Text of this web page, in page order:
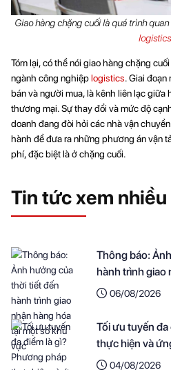
Giao hàng chặng cuối là quá trình
logistics
Tóm lại, có thể nói giao hàng chặng
ngành công nghiệplogistics. Giai đoạn
bán và người mua, là kênh liên lạc giữa
thương mại. Sự thay đổi và mức độ
doanh đang đòi hỏi các nhà vận
hành để đưa ra những phương án vận
phí, đặc biệt là ở chặng cuối.
Tin tức xem nhiều
Thông báo:
hành trình giao
khu vực
06/08/2026
Tối ưu tuyến
thực hiện và
chuyển cho
04/08/2026